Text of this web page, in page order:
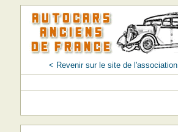
< Revenir sur le site de l'association